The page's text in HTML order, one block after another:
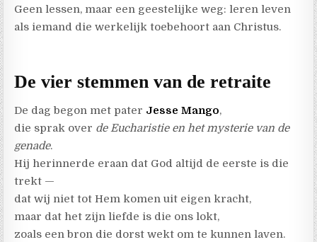
Geen lessen, maar een geestelijke weg: leren leven
als iemand die werkelijk toebehoort aan Christus.
De vier stemmen van de retraite
De dag begon met pater Jesse Mango,
die sprak over de Eucharistie en het mysterie van de
genade.
Hij herinnerde eraan dat God altijd de eerste is die
trekt —
dat wij niet tot Hem komen uit eigen kracht,
maar dat het zijn liefde is die ons lokt,
zoals een bron die dorst wekt om te kunnen laven.